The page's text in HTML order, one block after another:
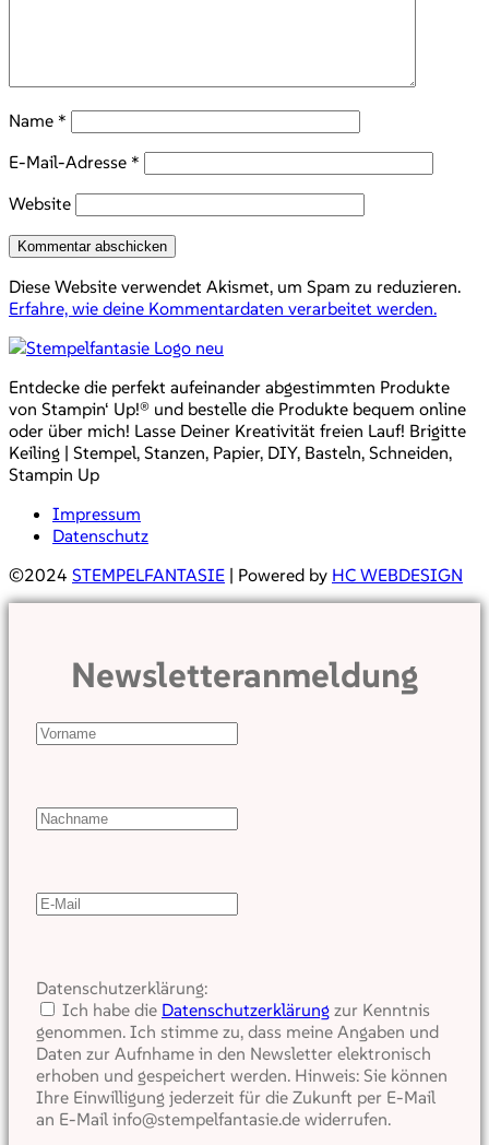
Name *
E-Mail-Adresse *
Website
Diese Website verwendet Akismet, um Spam zu reduzieren.
Erfahre, wie deine Kommentardaten verarbeitet werden.
Entdecke die perfekt aufeinander abgestimmten Produkte
von Stampin‘ Up!® und bestelle die Produkte bequem online
oder über mich! Lasse Deiner Kreativität freien Lauf! Brigitte
Keiling | Stempel, Stanzen, Papier, DIY, Basteln, Schneiden,
Stampin Up
Impressum
Datenschutz
©2024 STEMPELFANTASIE | Powered by HC WEBDESIGN
Newsletteranmeldung
Datenschutzerklärung:
Ich habe die Datenschutzerklärung zur Kenntnis
genommen. Ich stimme zu, dass meine Angaben und
Daten zur Aufnhame in den Newsletter elektronisch
erhoben und gespeichert werden. Hinweis: Sie können
Ihre Einwilligung jederzeit für die Zukunft per E-Mail
an E-Mail info@stempelfantasie.de widerrufen.